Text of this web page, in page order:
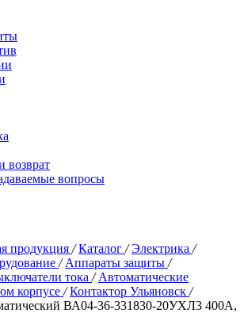
возврат
вопросы
продукция / Каталог / Электрика /
/ Аппараты защиты /
тока / Автоматические
корпусе / Контактор Ульяновск /
ВА04-36-331830-20УХЛ3 400А,